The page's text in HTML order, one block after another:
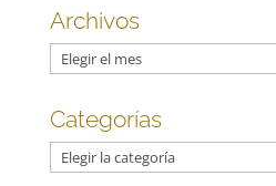
Archivos
Archivos
Categorías
Categorías